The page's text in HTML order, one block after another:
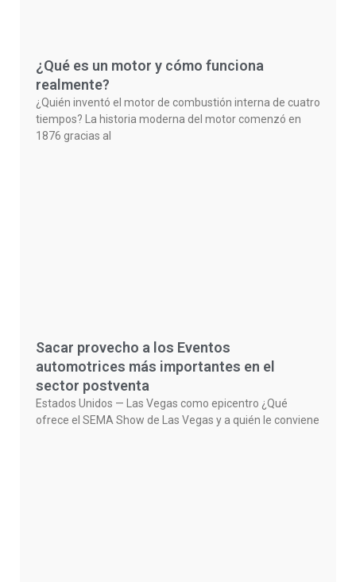
¿Qué es un motor y cómo funciona
realmente?
¿Quién inventó el motor de combustión interna de cuatro
tiempos? La historia moderna del motor comenzó en
1876 gracias al
Sacar provecho a los Eventos
automotrices más importantes en el
sector postventa
Estados Unidos — Las Vegas como epicentro ¿Qué
ofrece el SEMA Show de Las Vegas y a quién le conviene